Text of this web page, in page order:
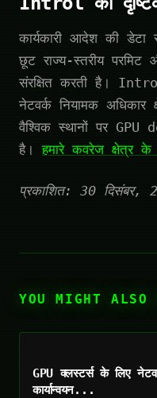
कार्यकारी आदेश की डेटा
छूट राज्य-स्तरीय
संरक्षित करती है।
नेटवर्क नियामक अधिकार
वैश्विक स्थानों पर
है।हमारे कवरेज क्षेत्र
प्रकाशित: 30 दिसंबर,
YOU MIGHT ALSO
GPU क्लस्टर्स के लिए
कार्यान्वयन...